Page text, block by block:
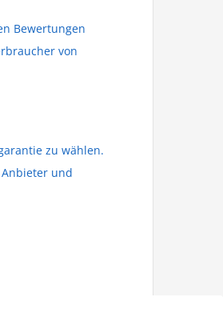
Bewertungen
von
zu wählen.
und